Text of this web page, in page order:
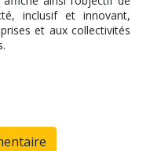
inclusif et innovant,
et aux collectivités